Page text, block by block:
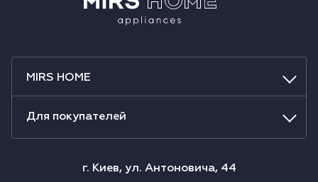
MIRS HOME
Для покупателей
г. Киев, ул. Антоновича, 44